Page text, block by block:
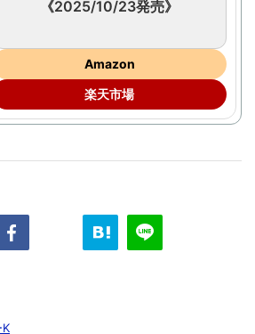
《2025/10/23発売》
Amazon
楽天市場
K